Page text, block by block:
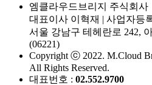
엠클라우드브리지 주식회사
대표이사 이혁재 | 사업자등
서울 강남구 테헤란로 242,
(06221)
Copyright ⓒ 2022. M.Cloud
All Rights Reserved.
대표번호 : 02.552.9700